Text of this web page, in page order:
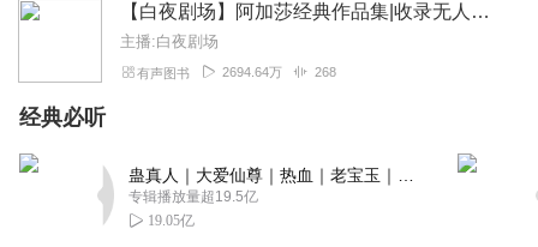
【白夜剧场】阿加莎经典作品集|收录无人生还等作品
主播:白夜剧场
有声图书 2694.64万 268
经典必听
专辑播放量超19.5亿
19.05亿